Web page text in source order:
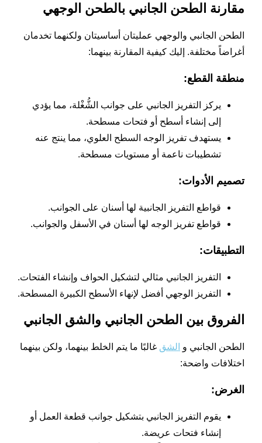
مقارنة الطحن الجانبي بالطحن الوجهي
الطحن الجانبي والوجهي عمليتان أساسيتان ولكنهما تخدمان
أغراضاً مختلفة. إليك كيفية المقارنة بينهما:
منطقة القطع:
يركز التفريز الجانبي على جوانب الشُّغْلة، مما يؤدي
إلى إنشاء أسطح أو فتحات مسطحة.
يستهدف تفريز الوجه السطح العلوي، مما ينتج عنه
تشطيبات ناعمة أو مستويات مسطحة.
تصميم الأدوات:
قواطع التفريز الجانبية لها أسنان على الجوانب.
قواطع تفريز الوجه لها أسنان في الأسفل والجوانب.
التطبيقات:
التفريز الجانبي مثالي لتشكيل الحواف وإنشاء الفتحات.
التفريز الوجهي أفضل لإنهاء الأسطح الكبيرة المسطحة.
الفروق بين الطحن الجانبي والشق الجانبي
الطحن الجانبي و الشق غالبًا ما يتم الخلط بينهما، ولكن بينهما
اختلافات واضحة:
الغرض:
يقوم التفريز الجانبي بتشكيل جوانب قطعة العمل أو
إنشاء فتحات عريضة.